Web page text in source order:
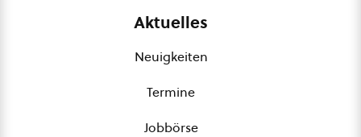
Aktuelles
Neuigkeiten
Termine
Jobbörse